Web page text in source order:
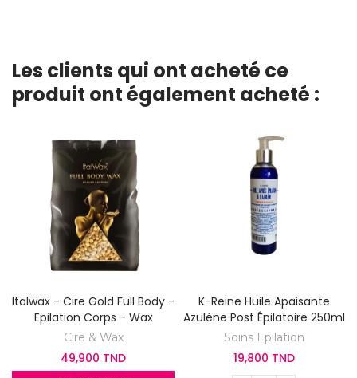
Les clients qui ont acheté ce
produit ont également acheté :
Italwax - Cire Gold Full Body -
Epilation Corps - Wax
Cire & Wax
49,900 TND
K-Reine Huile Apaisante
Azulène Post Épilatoire 250ml
Soins Epilation
19,800 TND